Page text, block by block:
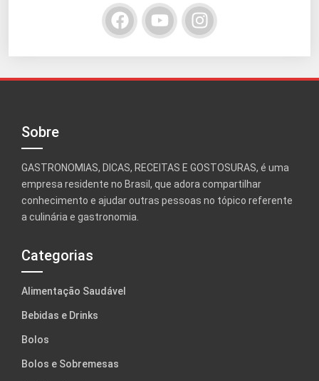
Sobre
GASTRONOMIAS, DICAS, RECEITAS E GOSTOSURAS, é uma
empresa residente no Brasil, que adora compartilhar
conhecimento e ajudar outras pessoas no tópico referente
a culinária e gastronomia.
Categorias
Alimentação Saudável
Bebidas e Drinks
Bolos
Bolos e Sobremesas